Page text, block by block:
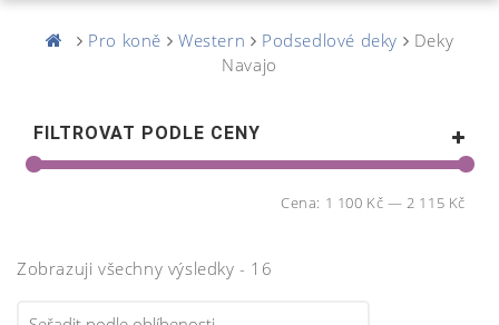
Pro koně Western Podsedlové deky
Deky
Navajo
FILTROVAT PODLE CENY
Cena: 1 100 Kč — 2 115 Kč
Zobrazuji všechny výsledky - 16